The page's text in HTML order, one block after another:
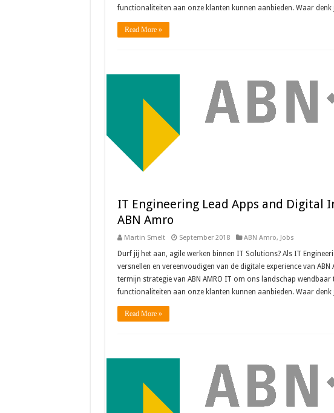
functionaliteiten aan onze klanten kunnen aanbieden. Waar
Read More »
IT Engineering Lead Apps and Digital
ABN Amro
Martin Smelt September 2018 ABN Amro, Jobs
Durf jij het aan, agile werken binnen IT Solutions? Als IT
versnellen en vereenvoudigen van de digitale experience van
termijn strategie van ABN AMRO IT om ons landschap
functionaliteiten aan onze klanten kunnen aanbieden. Waar
Read More »